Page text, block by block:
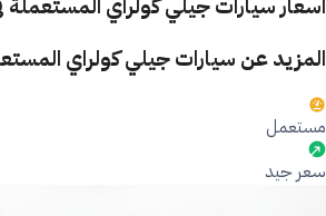
اسعار سيارات جيلي كولراي المستعملة
المزيد عن سيارات جيلي كولراي
مستعمل
سعر جيد